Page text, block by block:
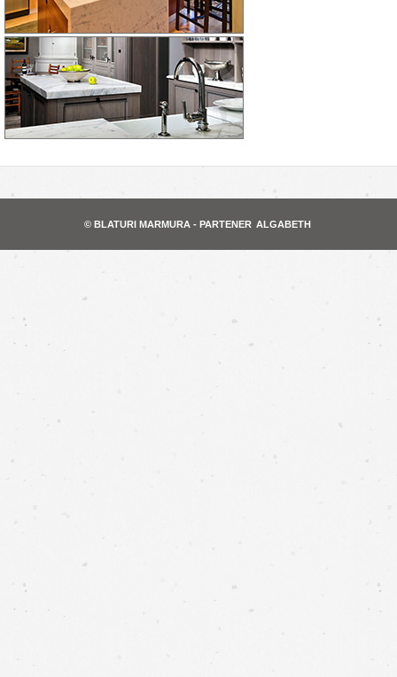
© BLATURI MARMURA - PARTENER ALGABETH